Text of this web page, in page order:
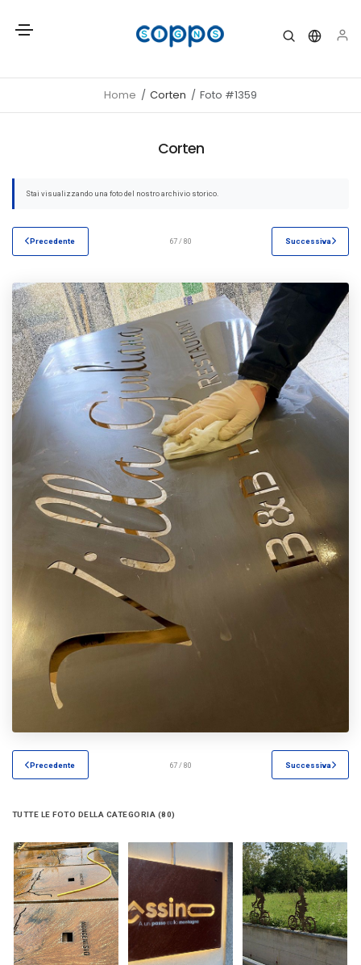
Home Corten Foto #1359
Corten
Stai visualizzando una foto del nostro archivio storico.
Precedente 67 / 80 Successiva
Precedente 67 / 80 Successiva
TUTTE LE FOTO DELLA CATEGORIA (80)